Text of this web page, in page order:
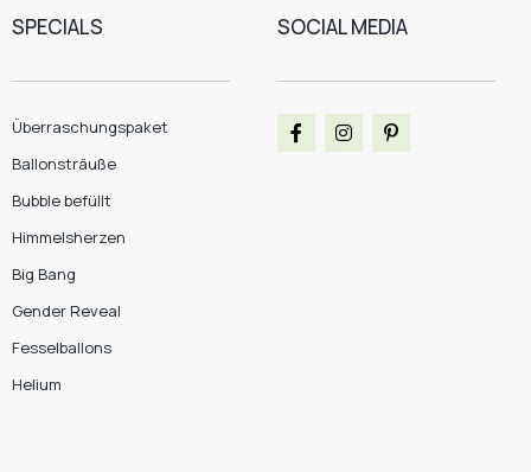
SPECIALS
Überraschungspaket
Ballonsträuße
Bubble befüllt
Himmelsherzen
Big Bang
Gender Reveal
Fesselballons
Helium
SOCIAL MEDIA